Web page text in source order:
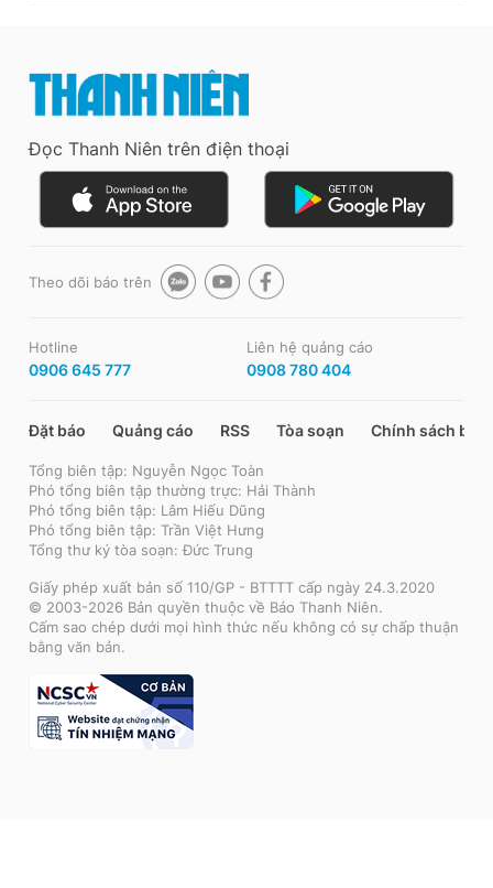
Đọc Thanh Niên trên điện thoại
Theo dõi báo trên
Hotline
0906 645 777
Liên hệ quảng cáo
0908 780 404
Đặt báo Quảng cáo RSS Tòa soạn Chính sách bảo
Tổng biên tập: Nguyễn Ngọc Toàn
Phó tổng biên tập thường trực: Hải Thành
Phó tổng biên tập: Lâm Hiếu Dũng
Phó tổng biên tập: Trần Việt Hưng
Tổng thư ký tòa soạn: Đức Trung
Giấy phép xuất bản số 110/GP - BTTTT cấp ngày 24.3.2020
© 2003-2026 Bản quyền thuộc về Báo Thanh Niên.
Cấm sao chép dưới mọi hình thức nếu không có sự chấp thuận
bằng văn bản.